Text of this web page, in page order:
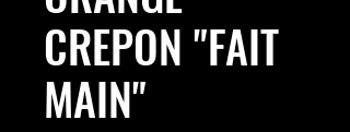
CREPON "FAIT
MAIN"